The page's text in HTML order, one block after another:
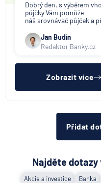
Dobrý den, s výběrem
půjčky Vám pomůže
náš srovnávač půjček a
půjček. Pro získání půjčky
třeba mít dostatečný
nebýt ve zkušební ani
Jan Budín
Redaktor Banky.cz
Zobrazit více
Přidat
Najděte
Akcie a investice Banka